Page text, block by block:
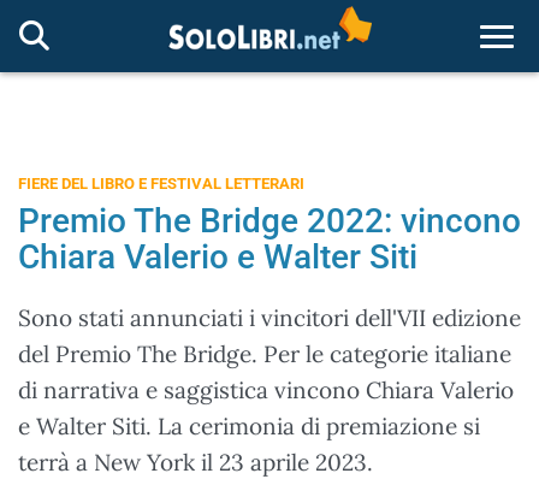
FIERE DEL LIBRO E FESTIVAL LETTERARI
Premio The Bridge 2022: vincono
Chiara Valerio e Walter Siti
Sono stati annunciati i vincitori dell'VII edizione
del Premio The Bridge. Per le categorie italiane
di narrativa e saggistica vincono Chiara Valerio
e Walter Siti. La cerimonia di premiazione si
terrà a New York il 23 aprile 2023.